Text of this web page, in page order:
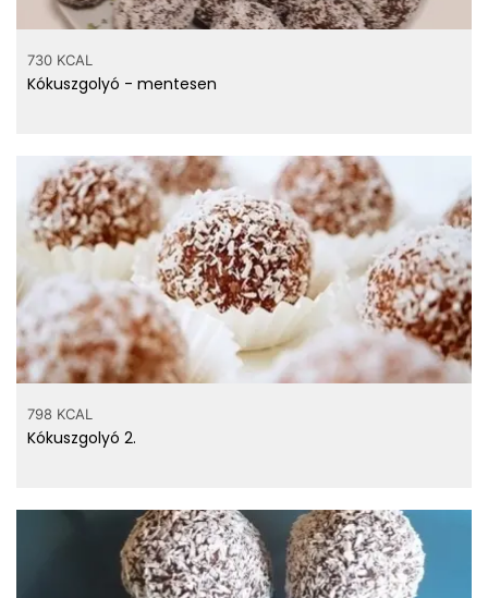
730 KCAL
Kókuszgolyó - mentesen
798 KCAL
Kókuszgolyó 2.